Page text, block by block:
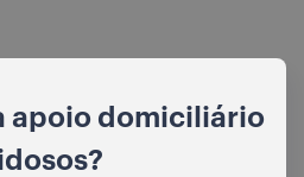
apoio domiciliário